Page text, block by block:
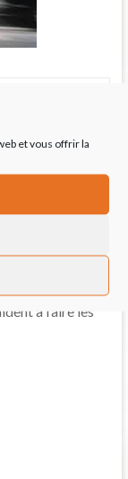
et vous offrir la
ça marche→
à faire les